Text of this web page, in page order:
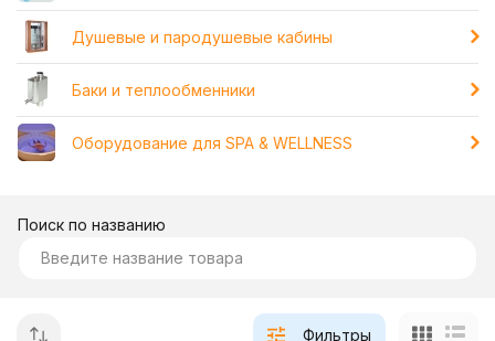
Душевые и пародушевые кабины
Баки и теплообменники
Оборудование для SPA & WELLNESS
Поиск по названию
Фильтры